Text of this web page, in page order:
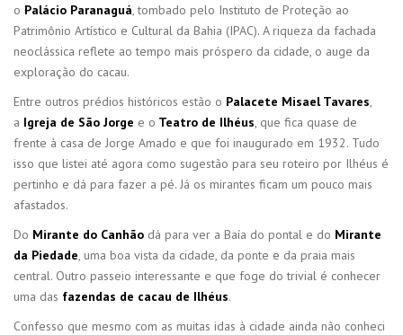
o Palácio Paranaguá, tombado pelo Instituto de Proteção ao
Patrimônio Artístico e Cultural da Bahia (IPAC). A riqueza da fachada
neoclássica reflete ao tempo mais próspero da cidade, o auge da
exploração do cacau.
Entre outros prédios históricos estão o Palacete Misael Tavares,
a Igreja de São Jorge e o Teatro de Ilhéus, que fica quase de
frente à casa de Jorge Amado e que foi inaugurado em 1932. Tudo
isso que listei até agora como sugestão para seu roteiro por Ilhéus é
pertinho e dá para fazer a pé. Já os mirantes ficam um pouco mais
afastados.
Do Mirante do Canhão dá para ver a Baía do pontal e do Mirante
da Piedade, uma boa vista da cidade, da ponte e da praia mais
central. Outro passeio interessante e que foge do trivial é conhecer
uma das fazendas de cacau de Ilhéus.
Confesso que mesmo com as muitas idas à cidade ainda não conheci